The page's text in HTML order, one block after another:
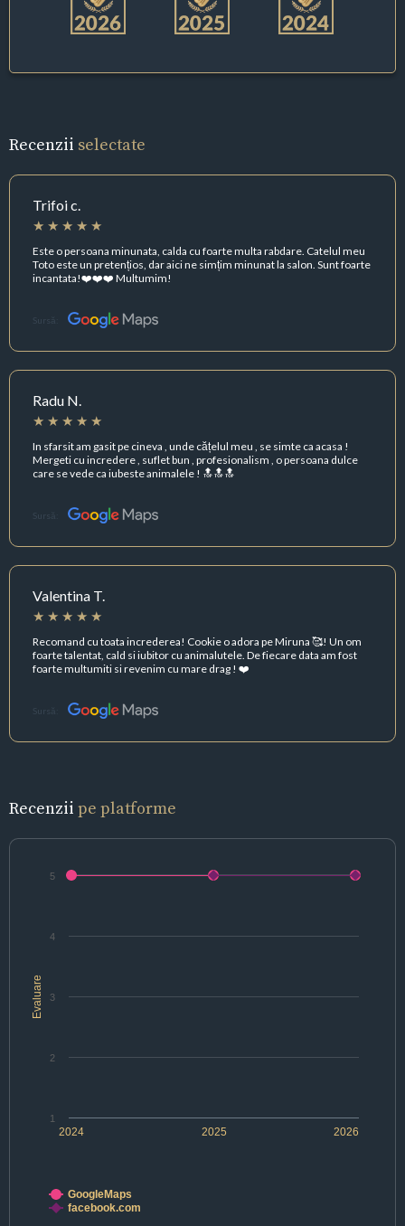
Recenzii selectate
Trifoi c.
Este o persoana minunata, calda cu foarte multa rabdare. Catelul meu
Toto este un pretențios, dar aici ne simțim minunat la salon. Sunt foarte
incantata!❤️❤️❤️ Multumim!
Sursă:
Radu N.
In sfarsit am gasit pe cineva , unde cățelul meu , se simte ca acasa !
Mergeti cu incredere , suflet bun , profesionalism , o persoana dulce
care se vede ca iubeste animalele ! 🔝🔝🔝
Sursă:
Valentina T.
Recomand cu toata increderea! Cookie o adora pe Miruna 🥰! Un om
foarte talentat, cald si iubitor cu animalutele. De fiecare data am fost
foarte multumiti si revenim cu mare drag ! ❤️
Sursă:
Recenzii pe platforme
Evaluare
2024 2025 2026
1
2
3
4
5
GoogleMaps
facebook.com